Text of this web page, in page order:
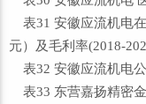
表31 安徽应流机电
元）及毛利率(2018-
表32 安徽应流机电
表33 东营嘉扬精密